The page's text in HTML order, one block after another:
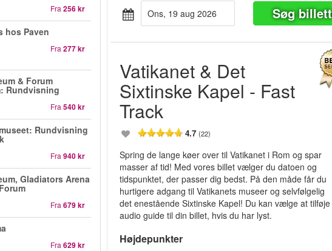
Fra 256 kr
hos Paven
Fra 277 kr
& Forum
Rundvisning
Fra 540 kr
Rundvisning
Fra 940 kr
Gladiators Arena
Fra 679 kr
Fra 629 kr
ons, 19 aug 2026
Søg
Vatikanet & Det
Sixtinske Kapel - Fast
Track
4.7(22)
Spring de lange køer over til Vatikanet i Rom og spar
masser af tid! Med vores billet vælger du datoen og
tidspunktet, der passer dig bedst. På den måde får du
hurtigere adgang til Vatikanets museer og selvfølgelig
det enestående Sixtinske Kapel! Du kan vælge at tilføje
audio guide til din billet, hvis du har lyst.
Højdepunkter